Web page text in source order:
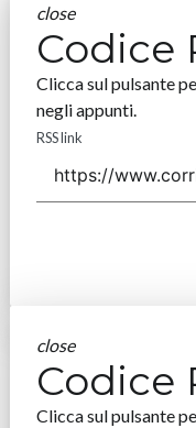
close
Codice
Clicca sul pulsante
negli appunti.
RSS link
close
Codice
Clicca sul pulsante